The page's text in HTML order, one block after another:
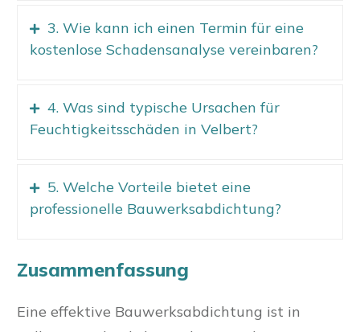
3. Wie kann ich einen Termin für eine
kostenlose Schadensanalyse vereinbaren?
4. Was sind typische Ursachen für
Feuchtigkeitsschäden in Velbert?
5. Welche Vorteile bietet eine
professionelle Bauwerksabdichtung?
Zusammenfassung
Eine effektive Bauwerksabdichtung ist in